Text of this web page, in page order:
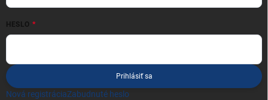
HESLO
Prihlásiť sa
Nová registráciaZabudnuté heslo